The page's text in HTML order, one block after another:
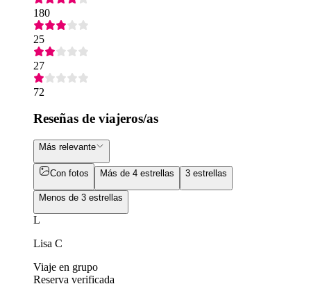
180
25
27
72
Reseñas de viajeros/as
Más relevante
Con fotos Más de 4 estrellas 3 estrellas
Menos de 3 estrellas
L
Lisa C
Viaje en grupo
Reserva verificada